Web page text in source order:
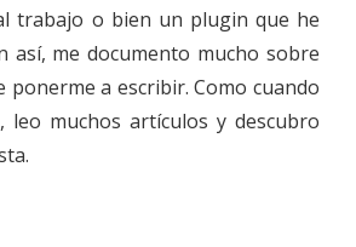
trabajo o bien un plugin que he
así, me documento mucho sobre
a escribir. Como cuando
leo muchos artículos y descubro